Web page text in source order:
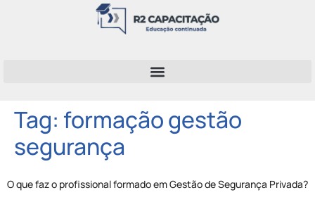
Tag: formação gestão
segurança
O que faz o profissional formado em Gestão de Segurança Privada?